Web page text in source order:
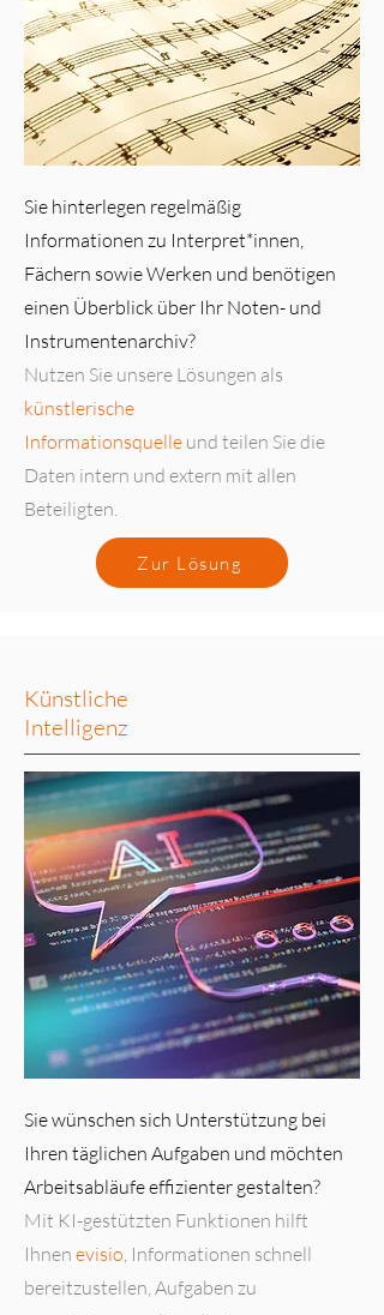
Sie hinterlegen regelmäßig
Informationen zu Interpret*innen,
Fächern sowie Werken und benötigen
einen Überblick über Ihr Noten- und
Instrumentenarchiv?
Nutzen Sie unsere Lösungen als
künstlerische
Informationsquelle und teilen Sie die
Daten intern und extern mit allen
Beteiligten.
Zur Lösung
Künstliche
Intelligenz
Sie wünschen sich Unterstützung bei
Ihren täglichen Aufgaben und möchten
Arbeitsabläufe effizienter gestalten?
Mit KI-gestützten Funktionen hilft
Ihnen evisio, Informationen schnell
bereitzustellen, Aufgaben zu